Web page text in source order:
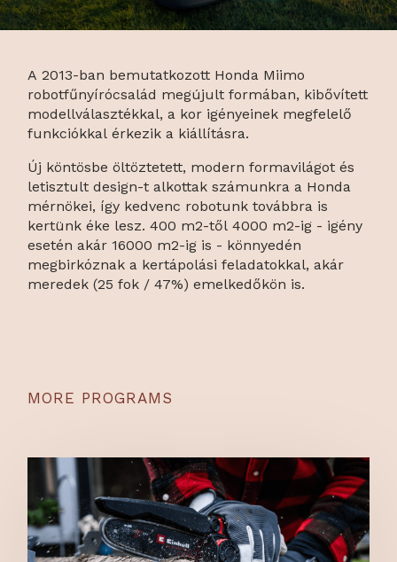
A 2013-ban bemutatkozott Honda Miimo
robotfűnyírócsalád megújult formában, kibővített
modellválasztékkal, a kor igényeinek megfelelő
funkciókkal érkezik a kiállításra.
Új köntösbe öltöztetett, modern formavilágot és
letisztult design-t alkottak számunkra a Honda
mérnökei, így kedvenc robotunk továbbra is
kertünk éke lesz. 400 m2-től 4000 m2-ig - igény
esetén akár 16000 m2-ig is - könnyedén
megbirkóznak a kertápolási feladatokkal, akár
meredek (25 fok / 47%) emelkedőkön is.
MORE PROGRAMS